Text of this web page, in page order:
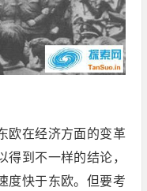
欧在经济方面的变革
得到不一样的结论，
度快于东欧。但要考